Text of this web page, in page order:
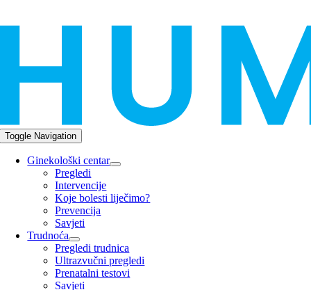
Toggle Navigation
Ginekološki centar
Pregledi
Intervencije
Koje bolesti liječimo?
Prevencija
Savjeti
Trudnoća
Pregledi trudnica
Ultrazvučni pregledi
Prenatalni testovi
Savjeti